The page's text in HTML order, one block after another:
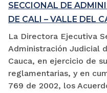
SECCIONAL DE
DE CALI – VALLE DEL
La Directora Ejecutiva
Administración Judicial
Cauca, en ejercicio de
reglamentarias, y en
769 de 2002, los